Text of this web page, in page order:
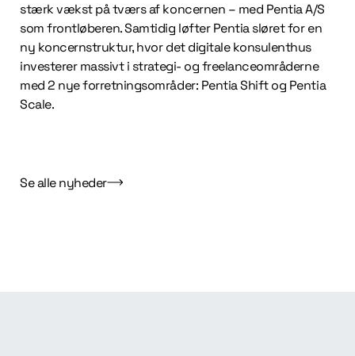
Se alle nyheder
stærk vækst på tværs af koncernen – med Pentia A/S
som frontløberen. Samtidig løfter Pentia sløret for en
ny koncernstruktur, hvor det digitale konsulenthus
investerer massivt i strategi- og freelanceområderne
med 2 nye forretningsområder: Pentia Shift og Pentia
Scale.